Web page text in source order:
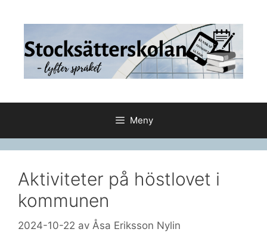
Meny
Aktiviteter på höstlovet i
kommunen
2024-10-22 av Åsa Eriksson Nylin